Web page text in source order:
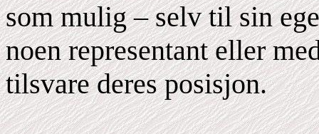
som mulig – selv til sin
noen representant eller
tilsvare deres posisjon.